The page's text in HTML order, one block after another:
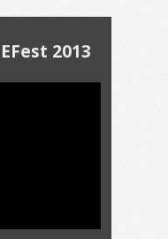
2013